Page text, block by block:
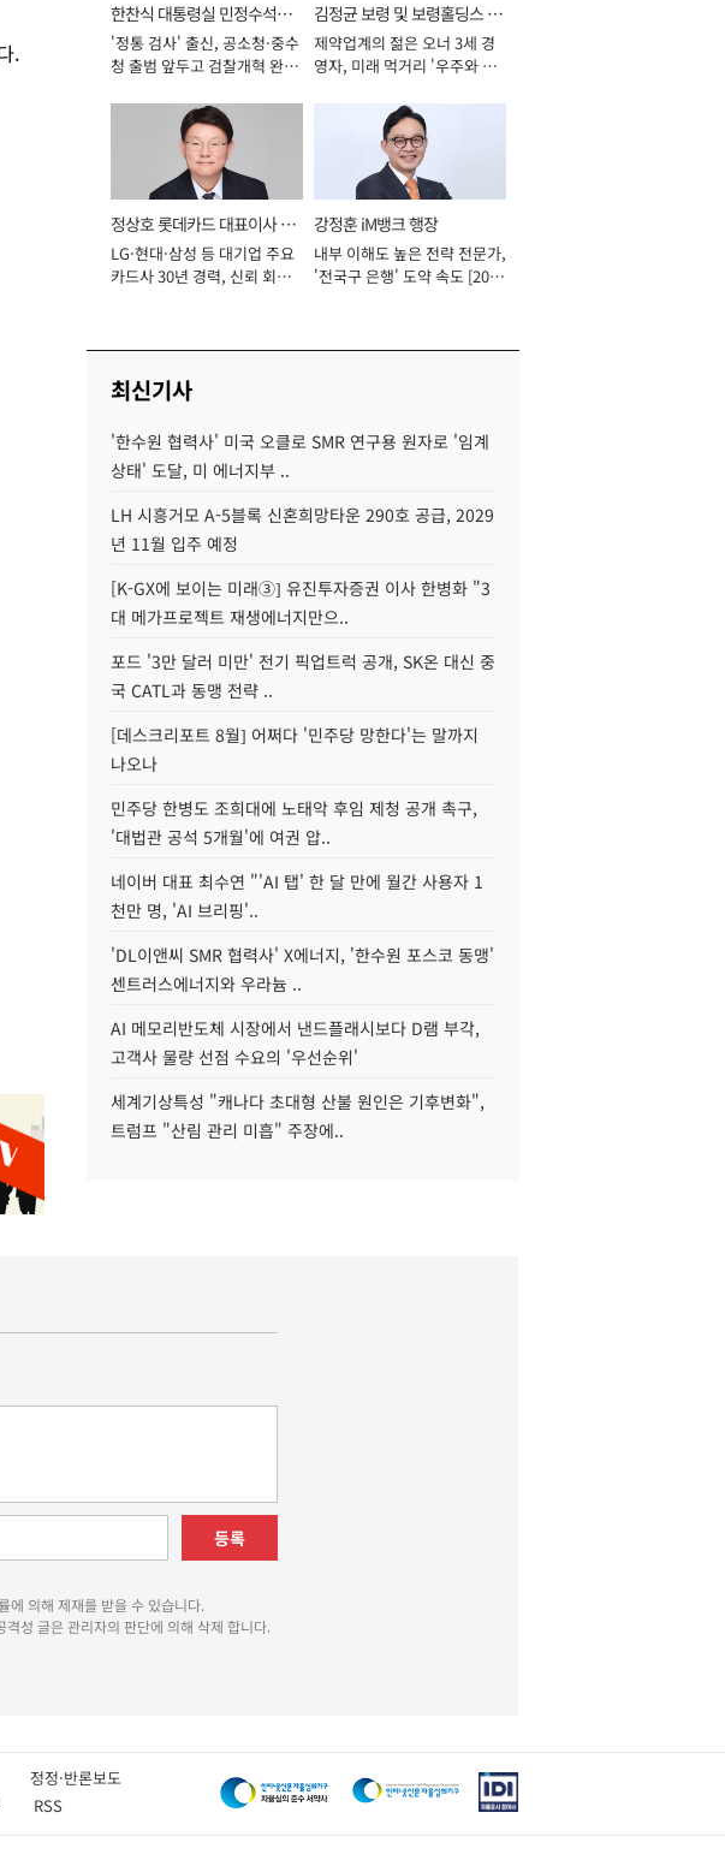
.
한찬식 대통령실 민정수석비
서관
'정통 검사' 출신, 공소청·중수
청 출범 앞두고 검찰개혁 완수
김정균 보령 및 보령홀딩스 대
표이사 사장
제약업계의 젊은 오너 3세 경
영자, 미래 먹거리 '우주와 헬
정상호 롯데카드 대표이사 사
장
LG·현대·삼성 등 대기업 주요
카드사 30년 경력, 신뢰 회복
강정훈 iM뱅크 행장
내부 이해도 높은 전략 전문가,
'전국구 은행' 도약 속도 [2026
최신기사
'한수원 협력사' 미국 오클로 SMR 연구용 원자로 '임계
상태' 도달, 미 에너지부 ..
LH 시흥거모 A-5블록 신혼희망타운 290호 공급, 2029
년 11월 입주 예정
[K-GX에 보이는 미래③] 유진투자증권 이사 한병화 "3
대 메가프로젝트 재생에너지만으..
포드 '3만 달러 미만' 전기 픽업트럭 공개, SK온 대신 중
국 CATL과 동맹 전략 ..
[데스크리포트 8월] 어쩌다 '민주당 망한다'는 말까지
나오나
민주당 한병도 조희대에 노태악 후임 제청 공개 촉구,
'대법관 공석 5개월'에 여권 압..
네이버 대표 최수연 "'AI 탭' 한 달 만에 월간 사용자 1
천만 명, 'AI 브리핑'..
'DL이앤씨 SMR 협력사' X에너지, '한수원 포스코 동맹'
센트러스에너지와 우라늄 ..
AI 메모리반도체 시장에서 낸드플래시보다 D램 부각,
고객사 물량 선점 수요의 '우선순위'
세계기상특성 "캐나다 초대형 산불 원인은 기후변화",
트럼프 "산림 관리 미흡" 주장에..
등록
에 의해 제재를 받을 수 있습니다.
성 글은 관리자의 판단에 의해 삭제 합니다.
정정·반론보도
RSS